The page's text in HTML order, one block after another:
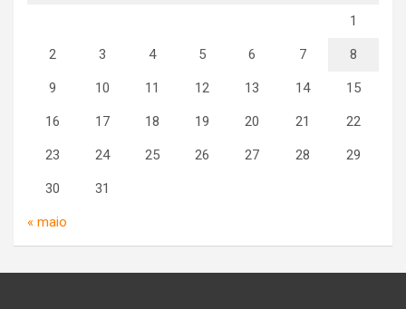
1
2 3 4 5 6 7 8
9 10 11 12 13 14 15
16 17 18 19 20 21 22
23 24 25 26 27 28 29
30 31
« maio